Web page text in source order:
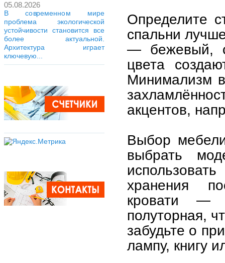
05.08.2026
В современном мире
проблема экологической
устойчивости становится все
более актуальной.
Архитектура играет
ключевую...
Определите
спальни
— бежевый,
цвета
Минимализм
акцентов,
Выбор
выбрать
хранения
кровати —
полуторная,
забудьте о
лампу, книгу